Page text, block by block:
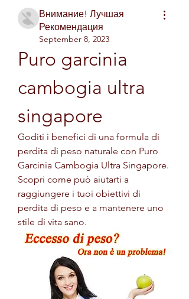
Внимание! Лучшая
Рекомендация
September 8, 2023
Puro garcinia
cambogia ultra
singapore
Goditi i benefici di una formula di
perdita di peso naturale con Puro
Garcinia Cambogia Ultra Singapore.
Scopri come può aiutarti a
raggiungere i tuoi obiettivi di
perdita di peso e a mantenere uno
stile di vita sano.